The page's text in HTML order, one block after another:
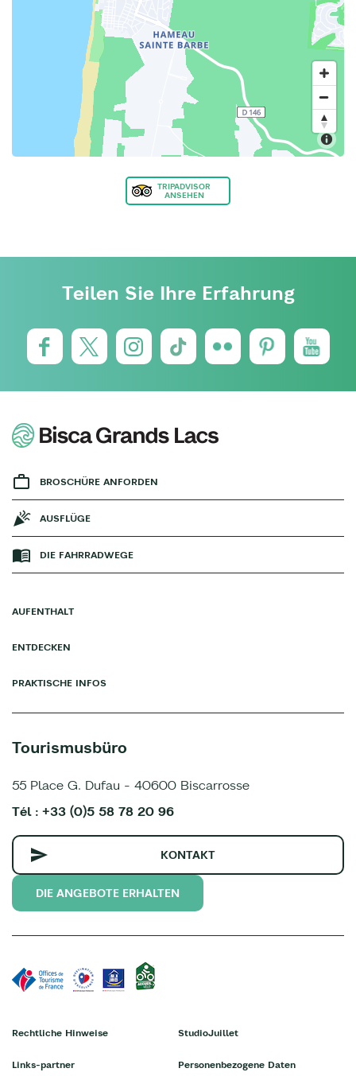
TRIPADVISOR
ANSEHEN
Teilen Sie Ihre Erfahrung
BROSCHÜRE ANFORDEN
AUSFLÜGE
DIE FAHRRADWEGE
AUFENTHALT
ENTDECKEN
PRAKTISCHE INFOS
Tourismusbüro
55 Place G. Dufau - 40600 Biscarrosse
Tél : +33 (0)5 58 78 20 96
KONTAKT
DIE ANGEBOTE ERHALTEN
Rechtliche Hinweise
Links-partner
StudioJuillet
Personenbezogene Daten